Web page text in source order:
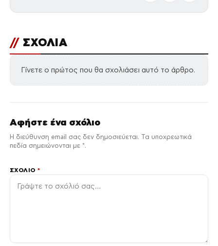
// ΣΧΟΛΙΑ
Γίνετε ο πρώτος που θα σχολιάσει αυτό το άρθρο.
Αφήστε ένα σχόλιο
Η διεύθυνση email σας δεν δημοσιεύεται. Τα υποχρεωτικά
πεδία σημειώνονται με *.
ΣΧΌΛΙΟ*